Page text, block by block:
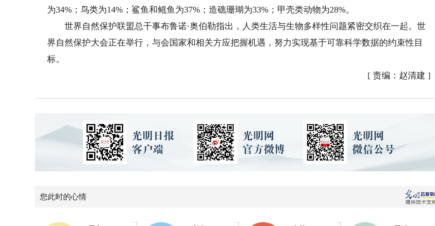
为34%；鸟类为14%；鲨鱼和鳐鱼为37%；造礁珊瑚为33%；甲壳类动物为28%。
世界自然保护联盟总干事布鲁诺·奥伯勒指出，人类生活与生物多样性问题紧密交织在一起。世
界自然保护大会正在举行，与会国家和相关方应把握机遇，努力实现基于可靠科学数据的约束性目
标。
[ 责编：赵清建 ]
您此时的心情